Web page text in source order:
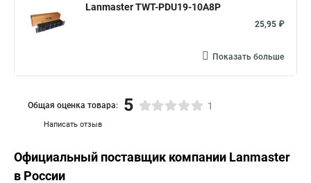
Lanmaster TWT-PDU19-10A8P
25,95 ₽
Показать больше
Написать отзыв
Общая оценка товара: 5 1
Официальный поставщик компании Lanmaster
в России